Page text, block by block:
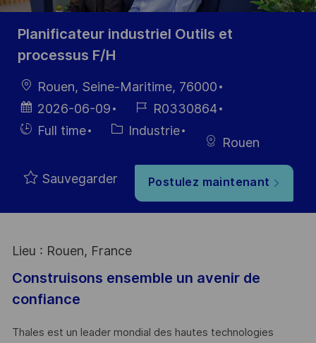
Planificateur industriel Outils et
processus F/H
localisation
Rouen, Seine-Maritime, 76000
Date
d’affichage
2026-06-09
Référence
du poste
R0330864
HiringFull time Catégorie
Industrie
Rouen
Sauvegarder Postulez maintenant
Lieu : Rouen, France
Construisons ensemble un avenir de
confiance
Thales est un leader mondial des hautes technologies